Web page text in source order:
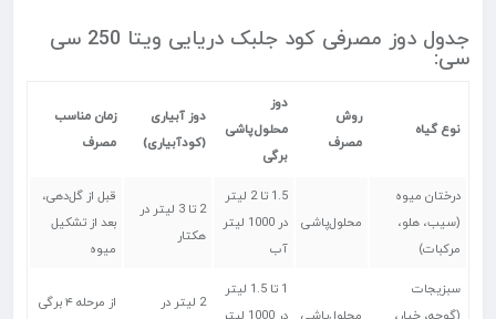
جدول دوز مصرفی کود جلبک دریایی ویتا 250 سی
سی:
نوع گیاه
روش
مصرف
دوز
محلول‌پاشی
برگی
دوز آبیاری
(کودآبیاری)
زمان مناسب
مصرف
درختان میوه
(سیب، هلو،
مرکبات)
محلول‌پاشی
1.5 تا 2 لیتر
در 1000 لیتر
آب
2 تا 3 لیتر در
هکتار
قبل از گل‌دهی،
بعد از تشکیل
میوه
سبزیجات
1 تا 1.5 لیتر
2 لیتر در
از مرحله ۴ برگی